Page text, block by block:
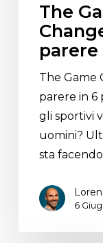
The
The Game
parere in 6
gli sportivi
uomini?
sta
6